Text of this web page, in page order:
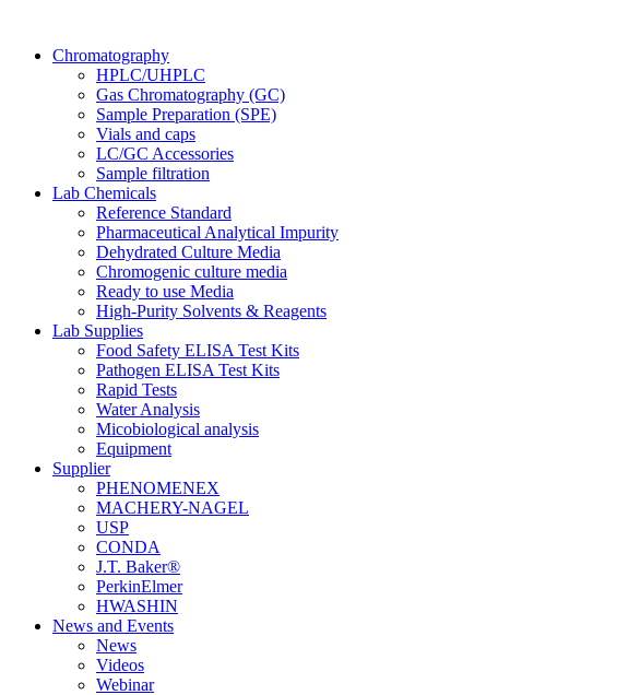
Chromatography
HPLC/UHPLC
Gas Chromatography (GC)
Sample Preparation (SPE)
Vials and caps
LC/GC Accessories
Sample filtration
Lab Chemicals
Reference Standard
Pharmaceutical Analytical Impurity
Dehydrated Culture Media
Chromogenic culture media
Ready to use Media
High-Purity Solvents & Reagents
Lab Supplies
Food Safety ELISA Test Kits
Pathogen ELISA Test Kits
Rapid Tests
Water Analysis
Micobiological analysis
Equipment
Supplier
PHENOMENEX
MACHERY-NAGEL
USP
CONDA
J.T. Baker®
PerkinElmer
HWASHIN
News and Events
News
Videos
Webinar